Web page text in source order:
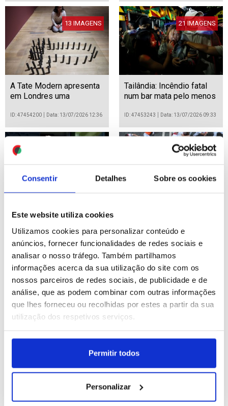
Consentir Detalhes Sobre os cookies
Este website utiliza cookies
Utilizamos cookies para personalizar conteúdo e
anúncios, fornecer funcionalidades de redes sociais e
analisar o nosso tráfego. Também partilhamos
informações acerca da sua utilização do site com os
nossos parceiros de redes sociais, de publicidade e de
análise, que as podem combinar com outras informações
que lhes forneceu ou recolhidas por estes a partir da sua
utilização dos respetivos serviços.
Permitir todos
Personalizar
13 IMAGENS
A Tate Modern apresenta
em Londres uma
Mendieta
ID: 47454200 Data: 13/07/2026 12:36
21 IMAGENS
Tailândia: Incêndio fatal
num bar mata pelo menos
Banguecoque
ID: 47453243 Data: 13/07/2026 09:33
Ténis: Termina torneio de
femininos em Londres
ID: 47451079 Data: 12/07/2026 17:12
28 IMAGENS
ID: 47450386 Data: 12/07/2026 12:43
15 IMAGENS
A instalação «Clinamen»,
Avenue Armory
ID: 47449911 Data: 12/07/2026 10:00
30 IMAGENS
Mundial2026: Argentina
vence '10' da Suíça no
prolongamento e está nas
'meias'
ID: 47449898 Data: 12/07/2026 09:21
33 IMAGENS 34 IMAGENS